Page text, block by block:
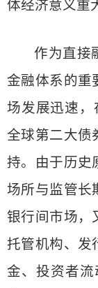
体经济意义重
作为直接
金融体系的重
场发展迅速，
全球第二大债
持。由于历史
场所与监管长
银行间市场，
托管机构、发
金、投资者